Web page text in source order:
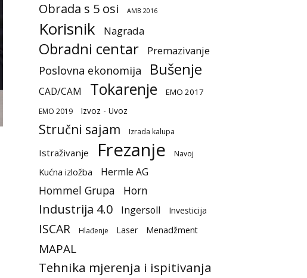
Obrada s 5 osi AMB 2016
Korisnik Nagrada
Obradni centar Premazivanje
Poslovna ekonomija Bušenje
CAD/CAM Tokarenje EMO 2017
EMO 2019 Izvoz - Uvoz
Stručni sajam Izrada kalupa
Istraživanje Frezanje Navoj
Kućna izložba Hermle AG
Hommel Grupa Horn
Industrija 4.0 Ingersoll Investicija
ISCAR Hlađenje Laser Menadžment
MAPAL
Tehnika mjerenja i ispitivanja